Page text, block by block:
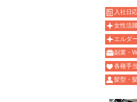
入社日
女性活
エルダ
副業・
各種手
髪型・